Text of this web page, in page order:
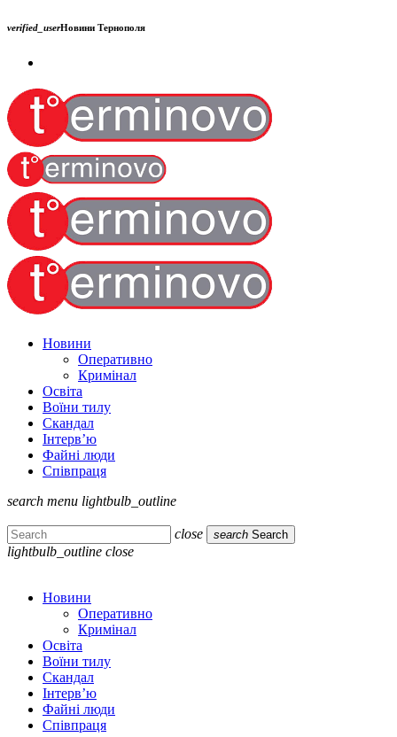
verified_userНовини Тернополя
Новини
Оперативно
Кримінал
Освіта
Воїни тилу
Скандал
Інтерв’ю
Файні люди
Співпраця
search menu lightbulb_outline
close search Search
lightbulb_outline close
Новини
Оперативно
Кримінал
Освіта
Воїни тилу
Скандал
Інтерв’ю
Файні люди
Співпраця